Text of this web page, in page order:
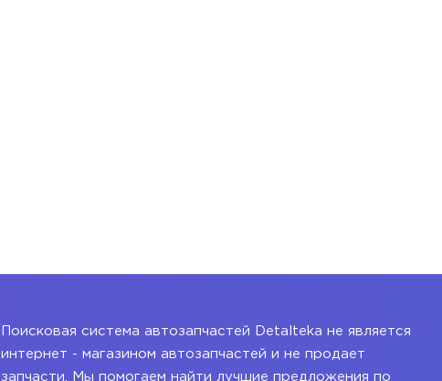
Поисковая система автозапчастей Detalteka не является
интернет - магазином автозапчастей и не продает
запчасти. Мы помогаем найти лучшие предложения по